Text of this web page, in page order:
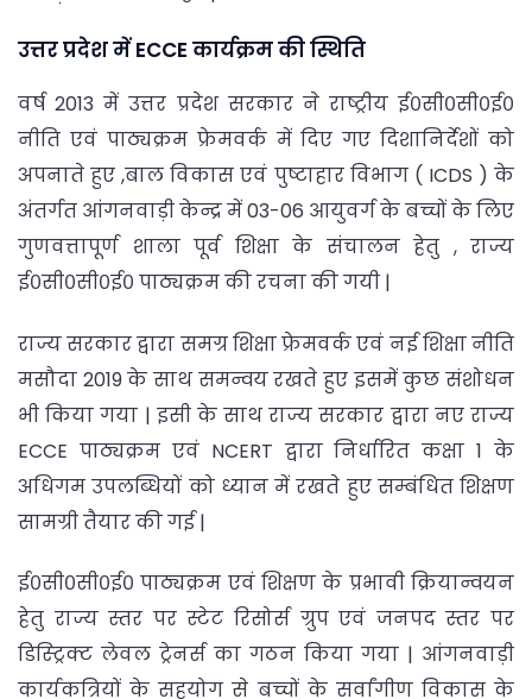
उत्तर प्रदेश में ECCE कार्यक्रम की स्थिति
वर्ष 2013 में उत्तर प्रदेश सरकार ने राष्ट्रीय ई०सी०सी०ई०
नीति एवं पाठ्यक्रम फ्रेमवर्क में दिए गए दिशानिर्देशों को
अपनाते हुए ,बाल विकास एवं पुष्टाहार विभाग ( ICDS ) के
अंतर्गत आंगनवाड़ी केन्द्र में 03-06 आयुवर्ग के बच्चों के लिए
गुणवत्तापूर्ण शाला पूर्व शिक्षा के संचालन हेतु , राज्य
ई०सी०सी०ई० पाठ्यक्रम की रचना की गयी |
राज्य सरकार द्वारा समग्र शिक्षा फ्रेमवर्क एवं नई शिक्षा नीति
मसौदा 2019 के साथ समन्वय रखते हुए इसमें कुछ संशोधन
भी किया गया | इसी के साथ राज्य सरकार द्वारा नए राज्य
ECCE पाठ्यक्रम एवं NCERT द्वारा निर्धारित कक्षा 1 के
अधिगम उपलब्धियों को ध्यान में रखते हुए सम्बंधित शिक्षण
सामग्री तैयार की गई |
ई०सी०सी०ई० पाठ्यक्रम एवं शिक्षण के प्रभावी क्रियान्वयन
हेतु राज्य स्तर पर स्टेट रिसोर्स ग्रुप एवं जनपद स्तर पर
डिस्ट्रिक्ट लेवल ट्रेनर्स का गठन किया गया | आंगनवाड़ी
कार्यकत्रियों के सहयोग से बच्चों के सर्वांगीण विकास के